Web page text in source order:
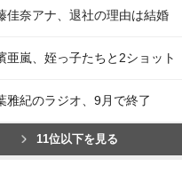
佳奈アナ、退社の理由は結婚
亜嵐、姪っ子たちと2ショット
雅紀のラジオ、9月で終了
11位以下を見る